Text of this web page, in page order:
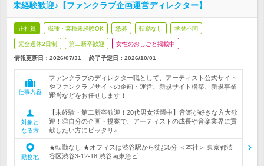
未経験歓迎♪【ファンクラブ企画運営ディレクター】
正社員 職種・業種未経験OK 急募 転勤なし 学歴不問
完全週休2日制 第二新卒歓迎 女性のおしごと掲載中
情報更新日：2026/07/31 終了予定日： 2026/10/01
仕事内容
ファンクラブのディレクター職として、アーティスト公式サイト
やファンクラブサイトの企画・運営、新規サイト構築、新規事業
運営などをお任せします！
対象と
なる方
【未経験・第二新卒歓迎！20代男女活躍中】音楽が好きな方大歓
迎！◎自分の企画・提案で、アーティストの成長や音楽業界に貢
献したい方にピッタリ♪
勤務地
★転勤なし ★オフィスは渋谷駅から徒歩5分 ＜本社＞ 東京都渋
谷区渋谷3-12-18 渋谷南東急ビ…